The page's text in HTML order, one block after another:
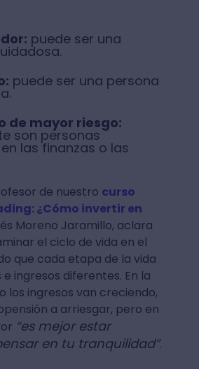
puede ser una
puede ser una persona
de mayor riesgo:
son personas
las finanzas o las
de nuestro curso
¿Cómo invertir en
Moreno Jaramillo, aclara
el ciclo de vida en el
que cada etapa de la vida
ingresos diferentes. En la
los ingresos van creciendo,
a arriesgar, pero en
“es mejor estar
en tu tranquilidad”.